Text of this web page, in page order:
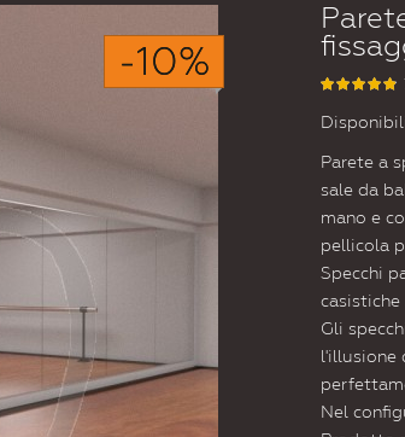
-10%
Parete a
sale da
mano e
pellicola
Specchi
Gli
l'illusione
Nel